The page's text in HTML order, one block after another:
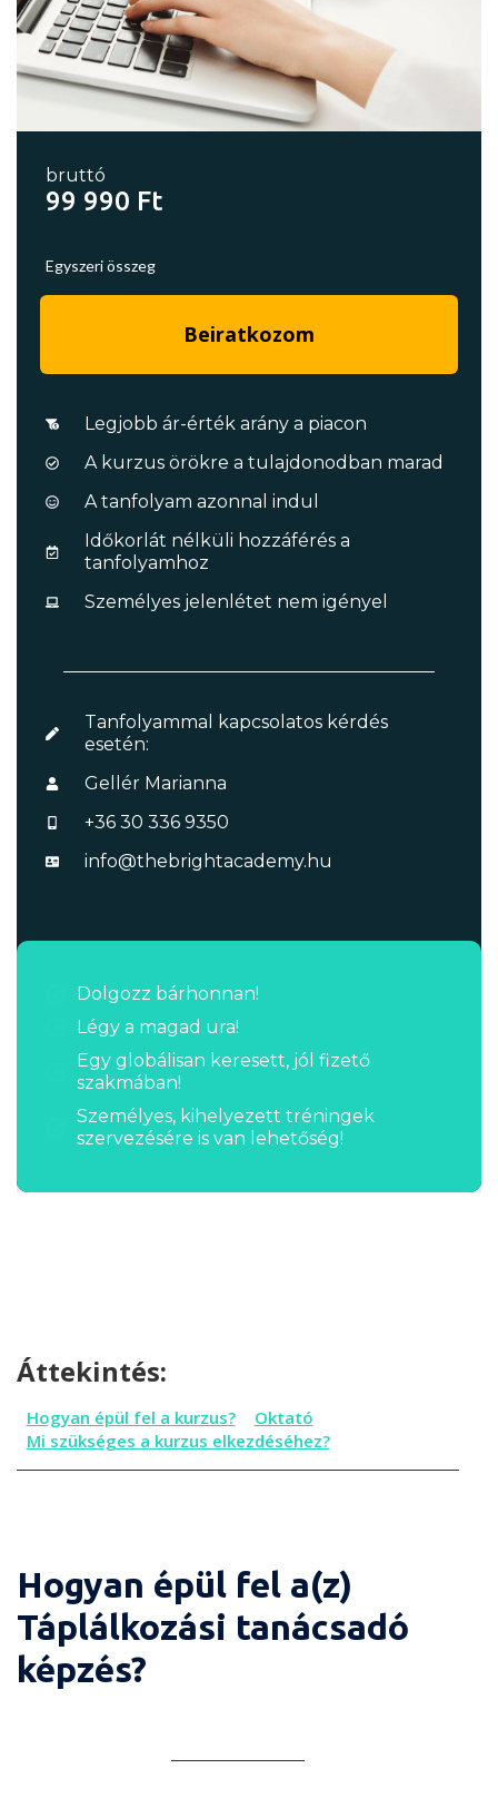
bruttó
99 990 Ft
Egyszeri összeg
Beiratkozom
Legjobb ár-érték arány a piacon
A kurzus örökre a tulajdonodban marad
A tanfolyam azonnal indul
Időkorlát nélküli hozzáférés a
tanfolyamhoz
Személyes jelenlétet nem igényel
Tanfolyammal kapcsolatos kérdés
esetén:
Gellér Marianna
+36 30 336 9350
info@thebrightacademy.hu
Dolgozz bárhonnan!
Légy a magad ura!
Egy globálisan keresett, jól fizető
szakmában!
Személyes, kihelyezett tréningek
szervezésére is van lehetőség!
Áttekintés:
Hogyan épül fel a kurzus?
Oktató
Mi szükséges a kurzus elkezdéséhez?
Hogyan épül fel a kurzus?
Oktató
Mi szükséges a kurzus elkezdéséhez?
Hogyan épül fel a(z)
Táplálkozási tanácsadó
képzés?